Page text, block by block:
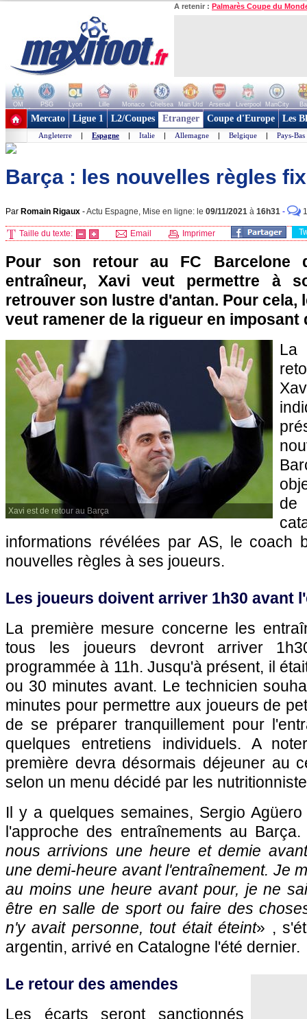
A retenir : Palmarès Coupe du
OM PSG Lyon Lille Monaco Chelsea Man Utd Arsenal Liverpool ManCity
+ de clubs
Mercato Ligue 1 L2/Coupes Etranger Coupe d'Europe Les
Angleterre | Espagne | Italie | Allemagne | Belgique | Pays-Bas
Barça : les nouvelles règles
Par Romain Rigaux -Actu Espagne, Mise en ligne: le 09/11/2021 à 16h31 -
Taille du texte: Email Imprimer
Pour son retour au FC Barcelone
entraîneur, Xavi veut permettre à
retrouver son lustre d'antan. Pour cela,
veut ramener de la rigueur en imposant
Xavi est de retour au Barça
La
de
informations révélées par AS, le coach
nouvelles règles à ses joueurs.
Les joueurs doivent arriver 1h30 avant
La première mesure concerne les
tous les joueurs devront arriver
programmée à 11h. Jusqu'à présent, il
ou 30 minutes avant. Le technicien
minutes pour permettre aux joueurs de
de se préparer tranquillement pour
quelques entretiens individuels. A
première devra désormais déjeuner au
selon un menu décidé par les
Il y a quelques semaines, Sergio
l'approche des entraînements au Barça.
nous arrivions une heure et demie
une demi-heure avant l'entraînement. Je
au moins une heure avant pour, je ne
être en salle de sport ou faire des
n'y avait personne, tout était éteint» ,
argentin, arrivé en Catalogne l'été dernier.
Le retour des amendes
Les écarts seront sanctionnés